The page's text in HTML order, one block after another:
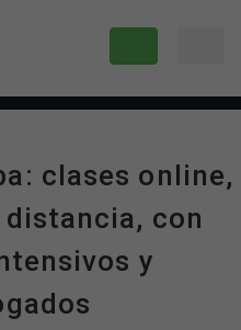
clases online,
con
y